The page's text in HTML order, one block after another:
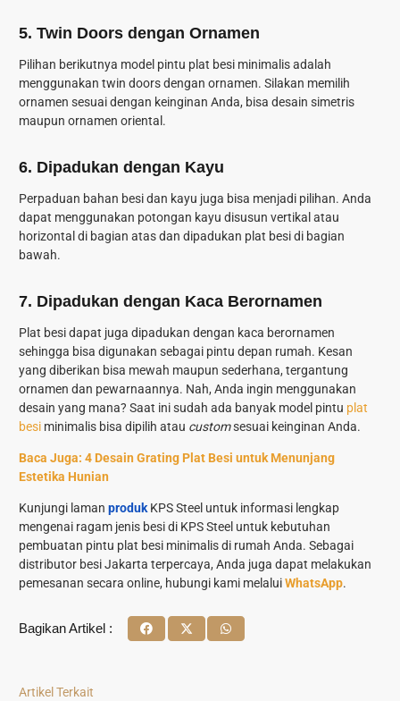
5. Twin Doors dengan Ornamen
Pilihan berikutnya model pintu plat besi minimalis adalah
menggunakan twin doors dengan ornamen. Silakan memilih
ornamen sesuai dengan keinginan Anda, bisa desain simetris
maupun ornamen oriental.
6. Dipadukan dengan Kayu
Perpaduan bahan besi dan kayu juga bisa menjadi pilihan. Anda
dapat menggunakan potongan kayu disusun vertikal atau
horizontal di bagian atas dan dipadukan plat besi di bagian
bawah.
7. Dipadukan dengan Kaca Berornamen
Plat besi dapat juga dipadukan dengan kaca berornamen
sehingga bisa digunakan sebagai pintu depan rumah. Kesan
yang diberikan bisa mewah maupun sederhana, tergantung
ornamen dan pewarnaannya. Nah, Anda ingin menggunakan
desain yang mana? Saat ini sudah ada banyak model pintu plat
besi minimalis bisa dipilih atau customsesuai keinginan Anda.
Baca Juga: 4 Desain Grating Plat Besi untuk Menunjang
Estetika Hunian
Kunjungi laman produk KPS Steel untuk informasi lengkap
mengenai ragam jenis besi di KPS Steel untuk kebutuhan
pembuatan pintu plat besi minimalis di rumah Anda. Sebagai
distributor besi Jakarta terpercaya, Anda juga dapat melakukan
pemesanan secara online, hubungi kami melaluiWhatsApp.
Bagikan Artikel :
Artikel Terkait